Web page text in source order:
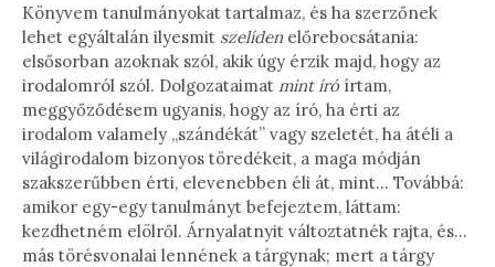
Könyvem tanulmányokat tartalmaz, és ha szerzőnek
lehet egyáltalán ilyesmit szelíden előrebocsátania:
elsősorban azoknak szól, akik úgy érzik majd, hogy az
irodalomról szól. Dolgozataimat mint íróírtam,
meggyőződésem ugyanis, hogy az író, ha érti az
irodalom valamely „szándékát” vagy szeletét, ha átéli a
világirodalom bizonyos töredékeit, a maga módján
szakszerűbben érti, elevenebben éli át, mint… Továbbá:
amikor egy-egy tanulmányt befejeztem, láttam:
kezdhetném elölről. Árnyalatnyit változtatnék rajta, és…
más törésvonalai lennének a tárgynak; mert a tárgy